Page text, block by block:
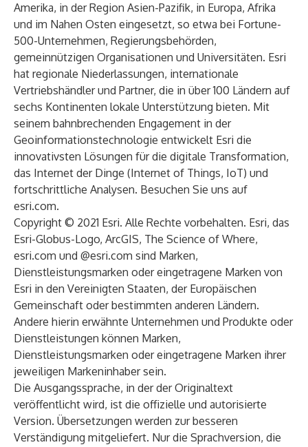
Amerika, in der Region Asien-Pazifik, in Europa, Afrika
und im Nahen Osten eingesetzt, so etwa bei Fortune-
500-Unternehmen, Regierungsbehörden,
gemeinnützigen Organisationen und Universitäten. Esri
hat regionale Niederlassungen, internationale
Vertriebshändler und Partner, die in über 100 Ländern auf
sechs Kontinenten lokale Unterstützung bieten. Mit
seinem bahnbrechenden Engagement in der
Geoinformationstechnologie entwickelt Esri die
innovativsten Lösungen für die digitale Transformation,
das Internet der Dinge (Internet of Things, IoT) und
fortschrittliche Analysen. Besuchen Sie uns auf
esri.com.
Copyright © 2021 Esri. Alle Rechte vorbehalten. Esri, das
Esri-Globus-Logo, ArcGIS, The Science of Where,
esri.com und @esri.com sind Marken,
Dienstleistungsmarken oder eingetragene Marken von
Esri in den Vereinigten Staaten, der Europäischen
Gemeinschaft oder bestimmten anderen Ländern.
Andere hierin erwähnte Unternehmen und Produkte oder
Dienstleistungen können Marken,
Dienstleistungsmarken oder eingetragene Marken ihrer
jeweiligen Markeninhaber sein.
Die Ausgangssprache, in der der Originaltext
veröffentlicht wird, ist die offizielle und autorisierte
Version. Übersetzungen werden zur besseren
Verständigung mitgeliefert. Nur die Sprachversion, die